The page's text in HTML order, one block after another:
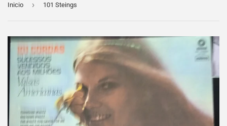
Inicio › 101 Steings